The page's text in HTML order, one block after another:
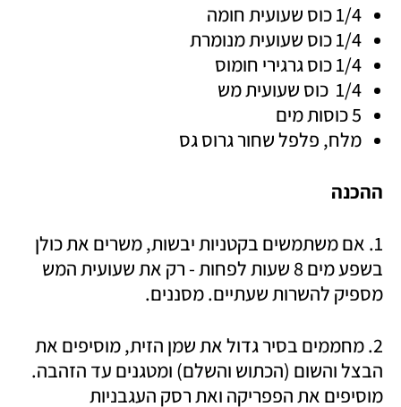
1/4 כוס שעועית חומה
1/4 כוס שעועית מנומרת
1/4 כוס גרגירי חומוס
1/4  כוס שעועית מש
5 כוסות מים
מלח, פלפל שחור גרוס גס
ההכנה
מספיק להשרות שעתיים. מסננים.